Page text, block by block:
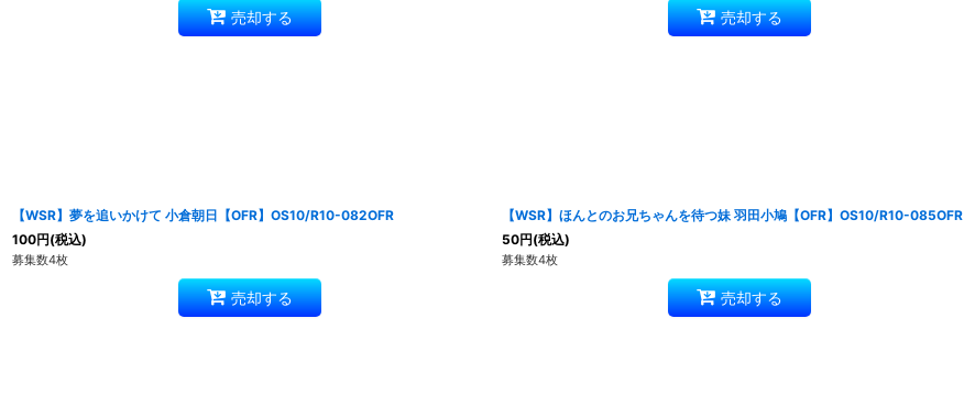
売却する 売却する
【WSR】夢を追いかけて 小倉朝日【OFR】OS10/R10-082OFR
100円(税込)
募集数4枚
売却する
【WSR】ほんとのお兄ちゃんを待つ妹 羽田小鳩【OFR】OS10/R10-085OFR
50円(税込)
募集数4枚
売却する